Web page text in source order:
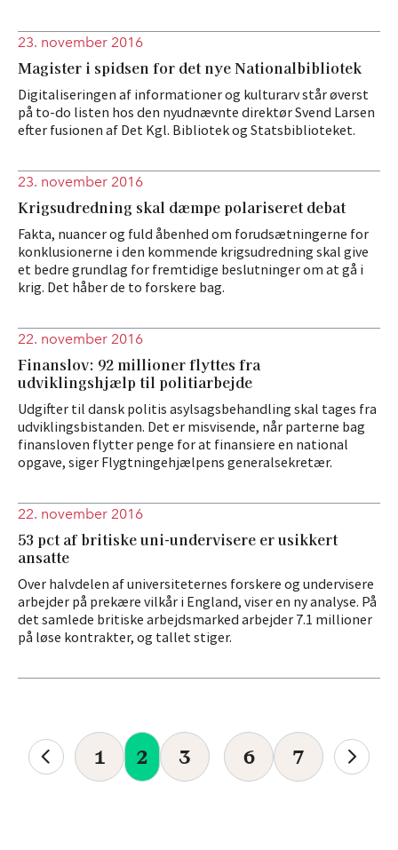
23. november 2016
Magister i spidsen for det nye Nationalbibliotek
Digitaliseringen af informationer og kulturarv står øverst
på to-do listen hos den nyudnævnte direktør Svend Larsen
efter fusionen af Det Kgl. Bibliotek og Statsbiblioteket.
23. november 2016
Krigsudredning skal dæmpe polariseret debat
Fakta, nuancer og fuld åbenhed om forudsætningerne for
konklusionerne i den kommende krigsudredning skal give
et bedre grundlag for fremtidige beslutninger om at gå i
krig. Det håber de to forskere bag.
22. november 2016
Finanslov: 92 millioner flyttes fra
udviklingshjælp til politiarbejde
Udgifter til dansk politis asylsagsbehandling skal tages fra
udviklingsbistanden. Det er misvisende, når parterne bag
finansloven flytter penge for at finansiere en national
opgave, siger Flygtningehjælpens generalsekretær.
22. november 2016
53 pct af britiske uni-undervisere er usikkert
ansatte
Over halvdelen af universiteternes forskere og undervisere
arbejder på prekære vilkår i England, viser en ny analyse. På
det samlede britiske arbejdsmarked arbejder 7.1 millioner
på løse kontrakter, og tallet stiger.
1 2 3 6 7